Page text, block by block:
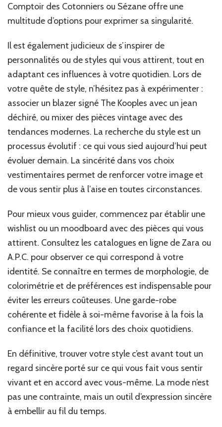
Comptoir des Cotonniers ou Sézane offre une
multitude d’options pour exprimer sa singularité.
Il est également judicieux de s’inspirer de
personnalités ou de styles qui vous attirent, tout en
adaptant ces influences à votre quotidien. Lors de
votre quête de style, n’hésitez pas à expérimenter :
associer un blazer signé The Kooples avec un jean
déchiré, ou mixer des pièces vintage avec des
tendances modernes. La recherche du style est un
processus évolutif : ce qui vous sied aujourd’hui peut
évoluer demain. La sincérité dans vos choix
vestimentaires permet de renforcer votre image et
de vous sentir plus à l’aise en toutes circonstances.
Pour mieux vous guider, commencez par établir une
wishlist ou un moodboard avec des pièces qui vous
attirent. Consultez les catalogues en ligne de Zara ou
A.P.C. pour observer ce qui correspond à votre
identité. Se connaître en termes de morphologie, de
colorimétrie et de préférences est indispensable pour
éviter les erreurs coûteuses. Une garde-robe
cohérente et fidèle à soi-même favorise à la fois la
confiance et la facilité lors des choix quotidiens.
En définitive, trouver votre style c’est avant tout un
regard sincère porté sur ce qui vous fait vous sentir
vivant et en accord avec vous-même. La mode n’est
pas une contrainte, mais un outil d’expression sincère
à embellir au fil du temps.